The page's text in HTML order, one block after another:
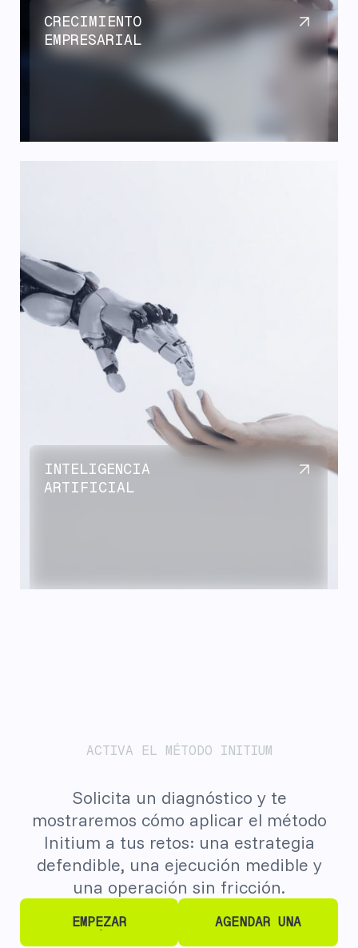
CRECIMIENTO
EMPRESARIAL
INTELIGENCIA
ARTIFICIAL
ACTIVA EL MÉTODO INITIUM
Solicita un diagnóstico y te
mostraremos cómo aplicar el método
Initium a tus retos: una estrategia
defendible, una ejecución medible y
una operación sin fricción.
EMPEZAR
AGENDAR UNA